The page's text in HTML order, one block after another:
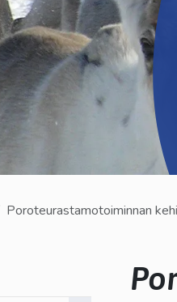
Poroteurastamotoiminnan